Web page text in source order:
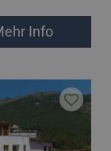
Info